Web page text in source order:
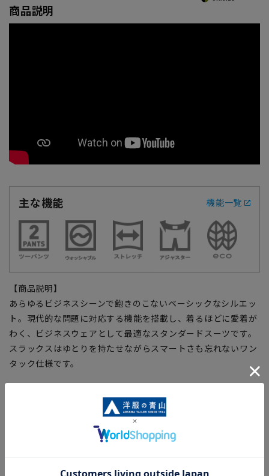
商品説明
主な機能 機能一覧
【商品説明】
あらゆるビジネスシーンで飽きのこないベーシックなシルエッ
ト。現代的な問題に対応する機能を搭載し、着るほどに愛着が
わく、ビジネスウェアとして最適なスタンダードスーツです。
スラックスはゆとりを持たせながらスマートさも忘れないワン
タック仕様です。
ご家庭で洗濯可能、洗濯機・シャワークリーンなど洗い方も選
べます。ジャケットのみパンツだけでの洗濯等、ちょっとした
■ストレッチ